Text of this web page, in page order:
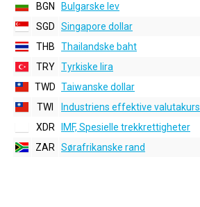
BGN
Bulgarske lev
SGD
Singapore dollar
THB
Thailandske baht
TRY Tyrkiske lira
TWD Taiwanske dollar
TWI
Industriens effektive valutakurs
XDR
IMF, Spesielle trekkrettigheter
ZAR
Sørafrikanske rand